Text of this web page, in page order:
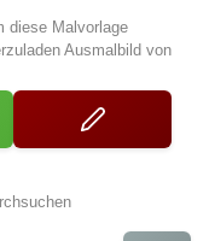
diese Malvorlage
Ausmalbild von